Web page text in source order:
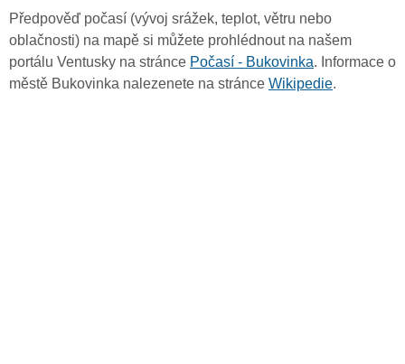
Předpověď počasí (vývoj srážek, teplot, větru nebo
oblačnosti) na mapě si můžete prohlédnout na našem
portálu Ventusky na stránce Počasí - Bukovinka. Informace o
městě Bukovinka nalezenete na stránce Wikipedie.